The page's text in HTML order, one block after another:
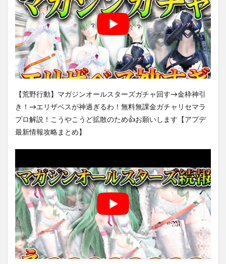
【荒野行動】マガジンオールスターズガチャ回す→金枠神引
き！→エリザベスが神過ぎるわ！無料無課金ガチャリセマラ
プロ解説！こうやこうど拡散のため👍お願いします【アプデ
最新情報攻略まとめ】